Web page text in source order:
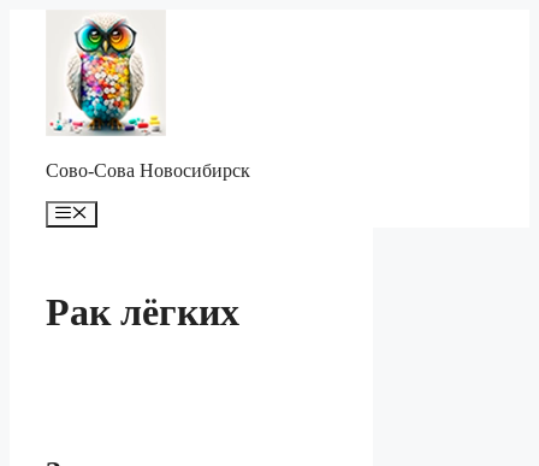
содержимому
Сово-Сова Новосибирск
Меню
Рак лёгких